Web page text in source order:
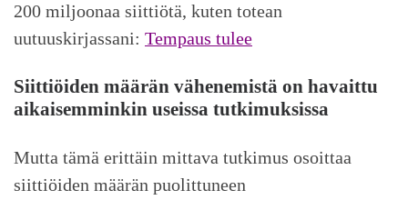
200 miljoonaa siittiötä, kuten totean
uutuuskirjassani: Tempaus tulee
Siittiöiden määrän vähenemistä on havaittu
aikaisemminkin useissa tutkimuksissa
Mutta tämä erittäin mittava tutkimus osoittaa
siittiöiden määrän puolittuneen